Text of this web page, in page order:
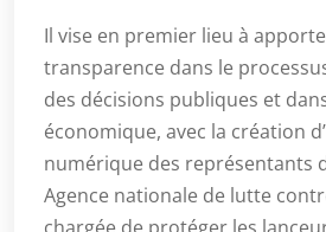
Il vise en premier lieu à
transparence dans le
des décisions publiques et
économique, avec la création
numérique des représentants
Agence nationale de lutte